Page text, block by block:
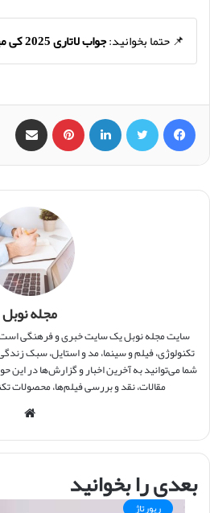
📌 حتما بخوانید:جواب لاتاری 2025 کی میاد؟ | لایزرو دانش کشورها
‫پین‌ترست
مجله نوبل
سایت مجله نوبل یک سایت خبری و فرهنگی است
تکنولوژی، فیلم و سینما، مد و استایل، سبک
شما می‌توانید به آخرین اخبار و گزارش‌ها در
مقالات، نقد و بررسی فیلم‌ها، محصولات
س
بعدی را بخوانید
رپورتاژ